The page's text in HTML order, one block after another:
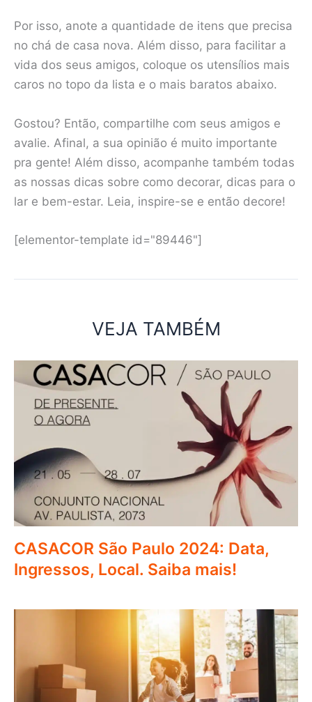
Por isso, anote a quantidade de itens que precisa
no chá de casa nova. Além disso, para facilitar a
vida dos seus amigos, coloque os utensílios mais
caros no topo da lista e o mais baratos abaixo.
Gostou? Então, compartilhe com seus amigos e
avalie. Afinal, a sua opinião é muito importante
pra gente! Além disso, acompanhe também todas
as nossas dicas sobre como decorar, dicas para o
lar e bem-estar. Leia, inspire-se e então decore!
[elementor-template id="89446"]
VEJA TAMBÉM
CASACOR São Paulo 2024: Data,
Ingressos, Local. Saiba mais!